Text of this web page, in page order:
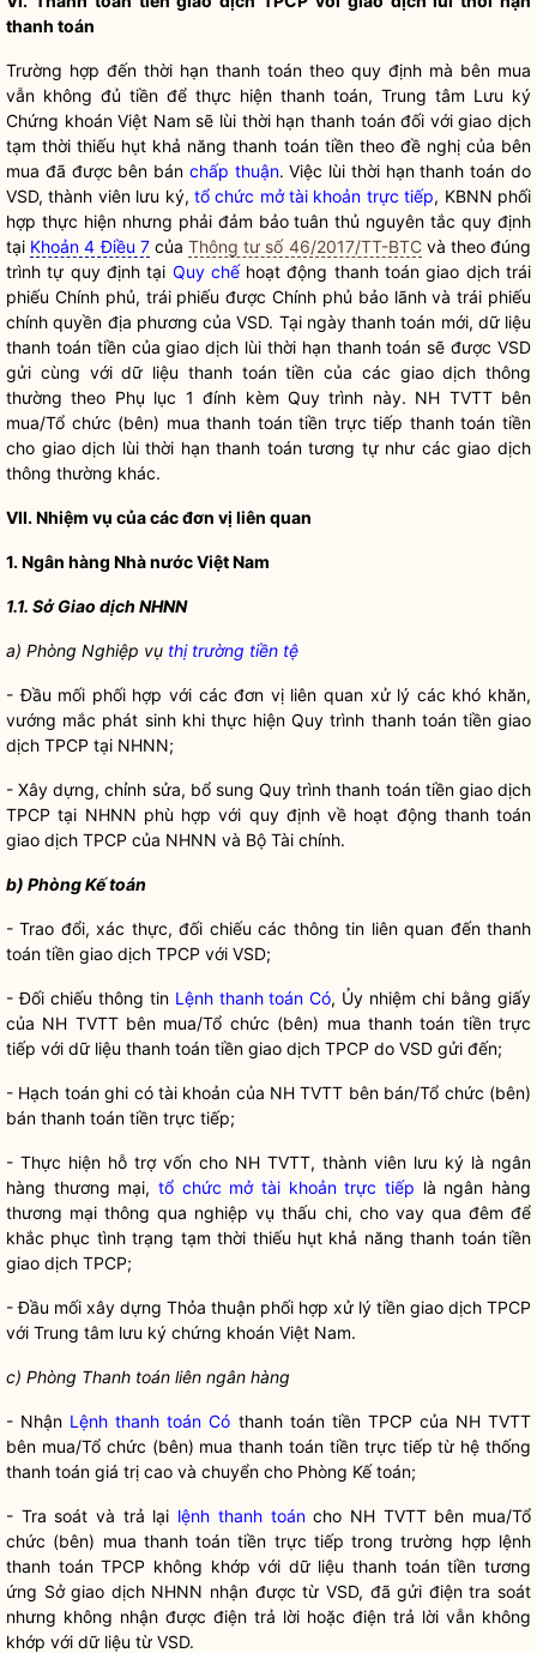
thanh toán
Trường hợp đến thời hạn thanh toán theo quy định mà bên mua
vẫn không đủ tiền để thực hiện thanh toán, Trung tâm Lưu ký
Chứng khoán Việt Nam sẽ lùi thời hạn thanh toán đối với giao dịch
tạm thời thiếu hụt khả năng thanh toán tiền theo đề nghị của bên
mua đã được bên bán chấp thuận. Việc lùi thời hạn thanh toán do
VSD, thành viên lưu ký, tổ chức mở tài khoản trực tiếp, KBNN phối
hợp thực hiện nhưng phải đảm bảo tuân thủ nguyên tắc quy định
tại Khoản 4 Điều 7củaThông tư số 46/2017/TT-BTCvà theo đúng
trình tự quy định tại Quy chếhoạt động thanh toán giao dịch trái
phiếu Chính phủ, trái phiếu được Chính phủ bảo lãnh và trái phiếu
chính quyền địa phương của VSD. Tại ngày thanh toán mới, dữ liệu
thanh toán tiền của giao dịch lùi thời hạn thanh toán sẽ được VSD
gửi cùng với dữ liệu thanh toán tiền của các giao dịch thông
thường theo Phụ lục 1 đính kèm Quy trình này. NH TVTT bên
mua/Tổ chức (bên) mua thanh toán tiền trực tiếp thanh toán tiền
cho giao dịch lùi thời hạn thanh toán tương tự như các giao dịch
thông thường khác.
VII. Nhiệm vụ của các đơn vị liên quan
1.Ngân hàng Nhà nước Việt Nam
1.1. Sở Giao dịch NHNN
a) Phòng Nghiệp vụ thị trường tiền tệ
- Đầu mối phối hợp với các đơn vị liên quan xử lý các khó khăn,
vướng mắc phát sinh khi thực hiện Quy trình thanh toán tiền giao
dịch TPCP tại NHNN;
- Xây dựng, chỉnh sửa, bổ sung Quy trình thanh toán tiền giao dịch
TPCP tại NHNN phù hợp với quy định về hoạt động thanh toán
giao dịch TPCP của NHNN và Bộ Tài chính.
b) Phòng Kế toán
- Trao đổi, xác thực, đối chiếu các thông tin liên quan đến thanh
toán tiền giao dịch TPCP với VSD;
- Đối chiếu thông tin Lệnh thanh toán Có, Ủy nhiệm chi bằng giấy
của NH TVTT bên mua/Tổ chức (bên) mua thanh toán tiền trực
tiếp với dữ liệu thanh toán tiền giao dịch TPCP do VSD gửi đến;
- Hạch toán ghi có tài khoản của NH TVTT bên bán/Tổ chức (bên)
bán thanh toán tiền trực tiếp;
- Thực hiện hỗ trợ vốn cho NH TVTT, thành viên lưu ký là ngân
hàng thương mại, tổ chức mở tài khoản trực tiếp là ngân hàng
thương mại thông qua nghiệp vụ thấu chi, cho vay qua đêm để
khắc phục tình trạng tạm thời thiếu hụt khả năng thanh toán tiền
giao dịch TPCP;
- Đầu mối xây dựng Thỏa thuận phối hợp xử lý tiền giao dịch TPCP
với Trung tâm lưu ký chứng khoán Việt Nam.
c) Phòng Thanh toán liên ngân hàng
- Nhận Lệnh thanh toán Có thanh toán tiền TPCP của NH TVTT
bên mua/Tổ chức (bên) mua thanh toán tiền trực tiếp từ hệ thống
thanh toán giá trị cao và chuyển cho Phòng Kế toán;
- Tra soát và trả lại lệnh thanh toáncho NH TVTT bên mua/Tổ
chức (bên) mua thanh toán tiền trực tiếp trong trường hợp lệnh
thanh toánTPCP không khớp với dữ liệu thanh toán tiền tương
ứng Sở giao dịch NHNN nhận được từ VSD, đã gửi điện tra soát
nhưng không nhận được điện trả lời hoặc điện trả lời vẫn không
khớp với dữ liệu từ VSD.